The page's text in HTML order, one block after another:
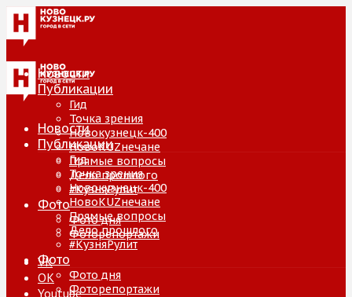
Новости
Публикации
Гид
Точка зрения
Новокузнецк-400
НовоKUZнечане
Прямые вопросы
Дело прошлого
#КузняРулит
Фото
Фото дня
Фоторепортажи
VK
ОК
Youtube
Новости
Публикации
Гид
Точка зрения
Новокузнецк-400
НовоKUZнечане
Прямые вопросы
Дело прошлого
#КузняРулит
Фото
Фото дня
Фоторепортажи